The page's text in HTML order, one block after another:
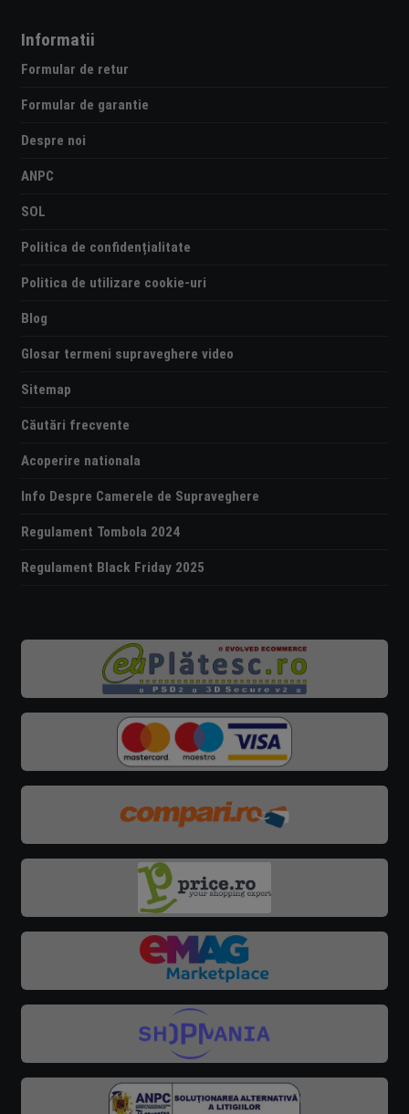
Informatii
Formular de retur
Formular de garantie
Despre noi
ANPC
SOL
Politica de confidențialitate
Politica de utilizare cookie-uri
Blog
Glosar termeni supraveghere video
Sitemap
Căutări frecvente
Acoperire nationala
Info Despre Camerele de Supraveghere
Regulament Tombola 2024
Regulament Black Friday 2025